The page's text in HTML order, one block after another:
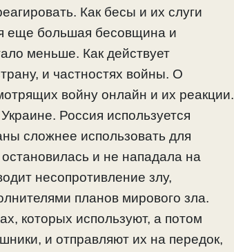
Как бесы и их слуги
еще большая бесовщина и
меньше. Как действует
и частностях войны. О
войну онлайн и их реакции.
Россия используется
сложнее использовать для
и не нападала на
несопротивление злу,
планов мирового зла.
которых используют, а потом
и отправляют их на передок,